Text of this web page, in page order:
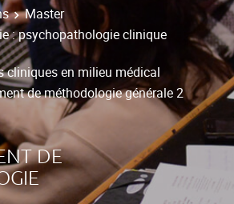
Master
: psychopathologie clinique
cliniques en milieu médical
de méthodologie générale 2
DE